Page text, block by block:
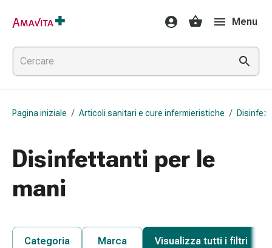
Medicamenti
e
trattamenti
Lesioni
cutanee
e
Compresse
Bende
elastiche
Cerotti
Menu
Pagina iniziale / Articoli sanitari e cure infermieristiche /
Disinfettanti per le
mani
Categoria Marca
Visualizza tutti i filtri